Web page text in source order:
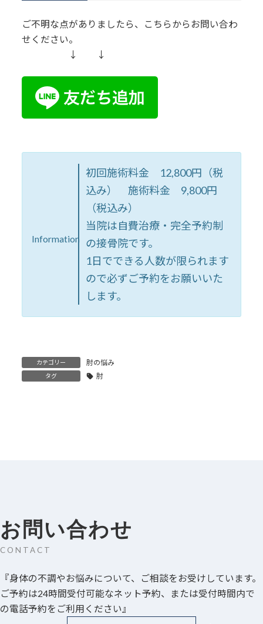
ご不明な点がありましたら、こちらからお問い合わ
せください。
↓ ↓
Information
初回施術料金 12,800円（税
込み） 施術料金 9,800円
（税込み）
当院は自費治療・完全予約制
の接骨院です。
1日でできる人数が限られます
ので必ずご予約をお願いいた
します。
カテゴリー 肘の悩み
タグ 肘
お問い合わせ
CONTACT
『身体の不調やお悩みについて、ご相談をお受けしています。
ご予約は24時間受付可能なネット予約、または受付時間内で
の電話予約をご利用ください』